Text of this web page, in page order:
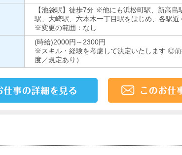
【池袋駅】徒歩7分 ※他にも浜松町駅、新高島
駅、大崎駅、六本木一丁目駅をはじめ、各駅近
※変更の範囲：なし
(時給)2000円～2300円
※スキル・経験を考慮して決定いたします ◎前
度／規定あり）